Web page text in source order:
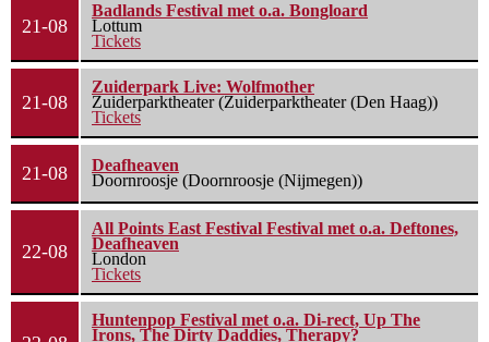
21-08
Badlands Festival met o.a. Bongloard
Lottum
Tickets
21-08
Zuiderpark Live: Wolfmother
Zuiderparktheater (Zuiderparktheater (Den Haag))
Tickets
21-08
Deafheaven
Doornroosje (Doornroosje (Nijmegen))
22-08
All Points East Festival Festival met o.a. Deftones,
Deafheaven
London
Tickets
Huntenpop Festival met o.a. Di-rect, Up The
Irons, The Dirty Daddies, Therapy?